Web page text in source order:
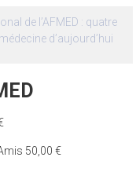
de l’AFMED : quatre
d’aujourd’hui
50,00 €